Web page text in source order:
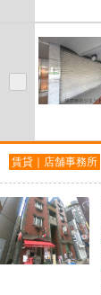
賃貸｜店舗事務所